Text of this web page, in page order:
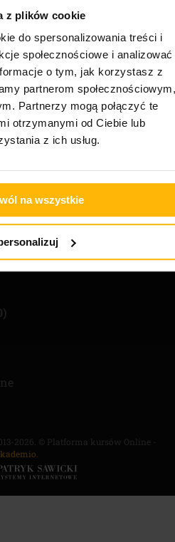
z plików cookie
do spersonalizowania treści i
społecznościowe i analizować
o tym, jak korzystasz z
partnerom społecznościowym,
Partnerzy mogą połączyć te
otrzymanymi od Ciebie lub
z ich usług.
na wszystkie
zł.
2026. © Platforma kursów Online -